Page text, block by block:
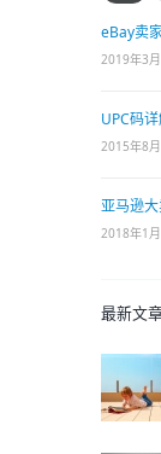
eBay卖
2019年3
UPC码
2015年8
亚马逊
2018年1
最新文